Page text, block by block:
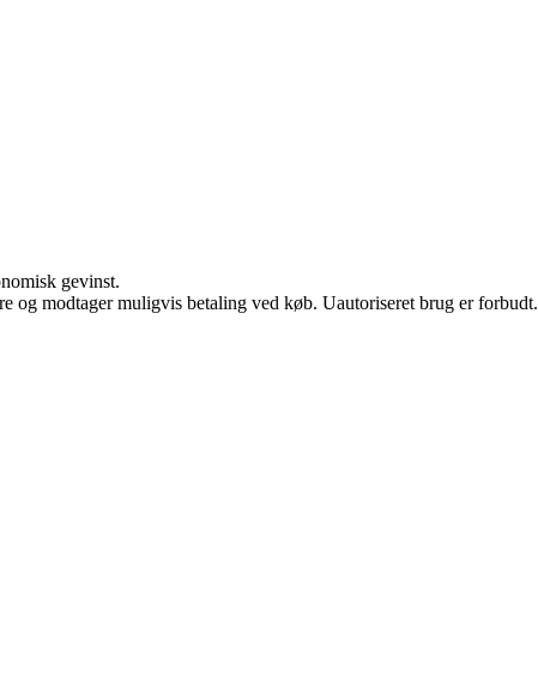
gevinst.
og modtager muligvis betaling ved køb. Uautoriseret brug er forbudt.